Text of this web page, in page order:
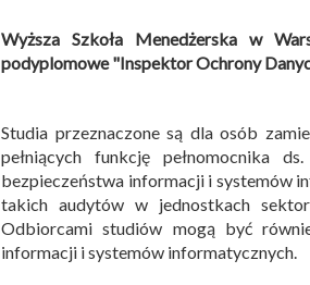
Wyższa Szkoła Menedżerska w
podyplomowe "Inspektor Ochrony
Studia przeznaczone są dla osób
pełniących funkcję pełnomocnika
bezpieczeństwa informacji i systemów
takich audytów w jednostkach
Odbiorcami studiów mogą być
informacji i systemów informatycznych.